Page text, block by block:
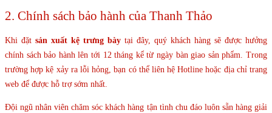
2. Chính sách bảo hành của Thanh Thảo
Khi đặt sản xuất kệ trưng bày tại đây, quý khách hàng sẽ được hưởng
chính sách bảo hành lên tới 12 tháng kể từ ngày bàn giao sản phẩm. Trong
trường hợp kệ xảy ra lỗi hỏng, bạn có thể liên hệ Hotline hoặc địa chỉ trang
web để được hỗ trợ sớm nhất.
Đội ngũ nhân viên chăm sóc khách hàng tận tình chu đáo luôn sẵn hàng giải